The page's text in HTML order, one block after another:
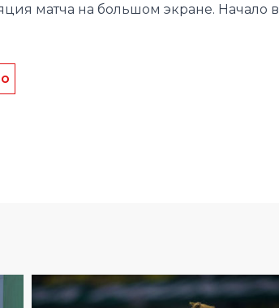
матча на большом экране. Начало в